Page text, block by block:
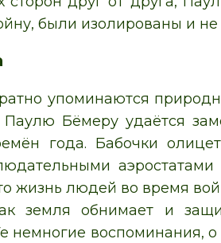
были изолированы и
упоминаются
Бёмеру удаётся
года. Бабочки
жизнь людей во время
земля обнимает и
немногие воспоминания,